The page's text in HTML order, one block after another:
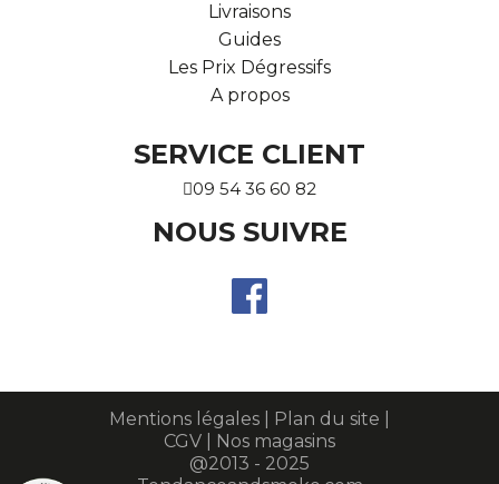
Livraisons
Guides
Les Prix Dégressifs
A propos
SERVICE CLIENT
09 54 36 60 82
NOUS SUIVRE
Mentions légales Plan du site
CGV
Nos magasins
@2013 - 2025